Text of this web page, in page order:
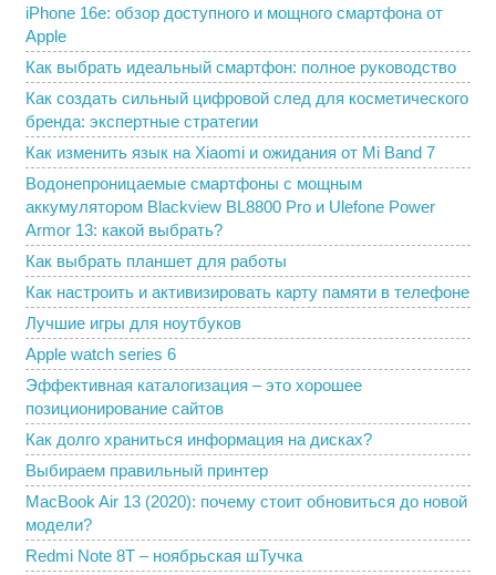
iPhone 16e: обзор доступного и мощного смартфона от
Apple
Как выбрать идеальный смартфон: полное руководство
Как создать сильный цифровой след для косметического
бренда: экспертные стратегии
Как изменить язык на Xiaomi и ожидания от Mi Band 7
Водонепроницаемые смартфоны с мощным
аккумулятором Blackview BL8800 Pro и Ulefone Power
Armor 13: какой выбрать?
Как выбрать планшет для работы
Как настроить и активизировать карту памяти в телефоне
Лучшие игры для ноутбуков
Apple watch series 6
Эффективная каталогизация – это хорошее
позиционирование сайтов
Как долго храниться информация на дисках?
Выбираем правильный принтер
MacBook Air 13 (2020): почему стоит обновиться до новой
модели?
Redmi Note 8T – ноябрьская шТучка